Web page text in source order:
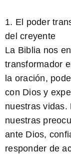
1. El poder
del creyente
La Biblia nos
transformador
la oración,
con Dios y
nuestras vidas.
nuestras
ante Dios,
responder de